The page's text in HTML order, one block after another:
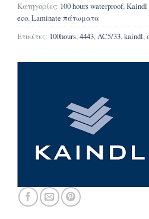
Κατηγορίες: 100 hours waterproof,Kaindl
eco,Laminate πάτωματα
Ετικέτες: 100hours,4443,AC5/33,kaindl,